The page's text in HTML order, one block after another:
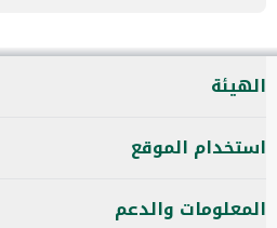
الهيئة
استخدام الموقع
المعلومات والدعم